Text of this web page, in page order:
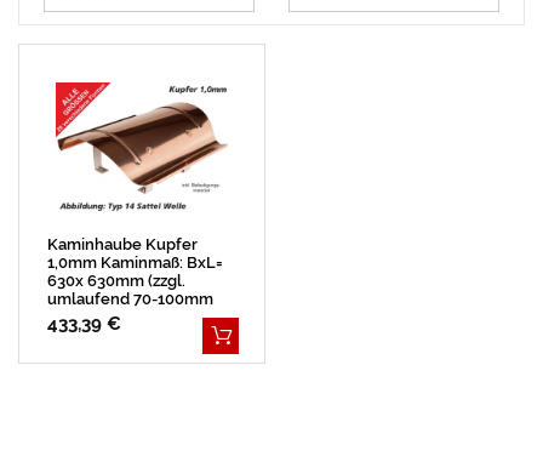
Kaminhaube Kupfer
1,0mm Kaminmaß: BxL=
630x 630mm (zzgl.
umlaufend 70-100mm
Überstand)
433,39 €